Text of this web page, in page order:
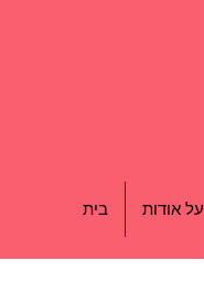
בית על אודות